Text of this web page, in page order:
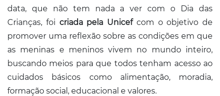
data, que não tem nada a ver com o Dia das
Crianças, foi criada pela Unicef com o objetivo de
promover uma reflexão sobre as condições em que
as meninas e meninos vivem no mundo inteiro,
buscando meios para que todos tenham acesso ao
cuidados básicos como alimentação, moradia,
formação social, educacional e valores.